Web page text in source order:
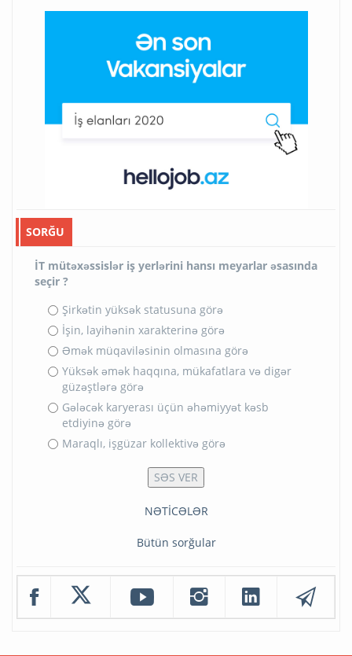
SORĞU
İT mütəxəssislər iş yerlərini hansı meyarlar əsasında
seçir ?
Şirkətin yüksək statusuna görə
İşin, layihənin xarakterinə görə
Əmək müqaviləsinin olmasına görə
Yüksək əmək haqqına, mükafatlara və digər
güzəştlərə görə
Gələcək karyerası üçün əhəmiyyət kəsb
etdiyinə görə
Maraqlı, işgüzar kollektivə görə
NƏTİCƏLƏR
Bütün sorğular